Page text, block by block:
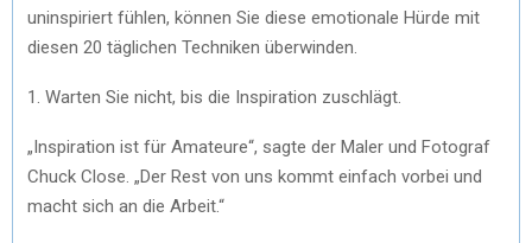
uninspiriert fühlen, können Sie diese emotionale Hürde mit
diesen 20 täglichen Techniken überwinden.
1. Warten Sie nicht, bis die Inspiration zuschlägt.
„Inspiration ist für Amateure“, sagte der Maler und Fotograf
Chuck Close. „Der Rest von uns kommt einfach vorbei und
macht sich an die Arbeit.“